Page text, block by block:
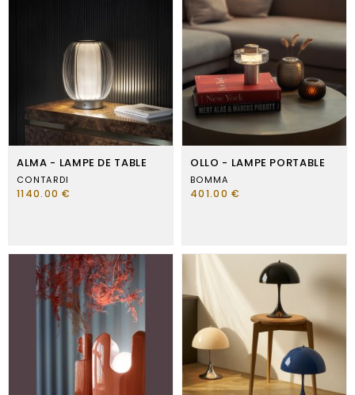
ALMA - LAMPE DE TABLE
CONTARDI
1140.00 €
OLLO - LAMPE PORTABLE
BOMMA
401.00 €